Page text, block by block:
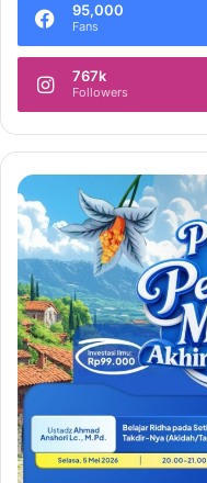
95,000
Fans
767k
Followers